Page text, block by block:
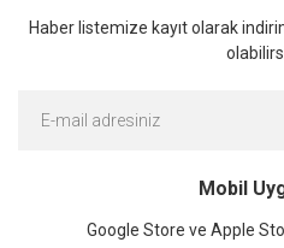
Haber listemize kayıt olarak
Mobil
Google Store ve Apple